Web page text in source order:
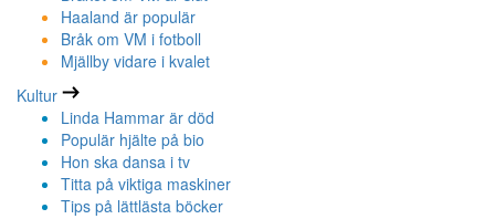
Haaland är populär
Bråk om VM i fotboll
Mjällby vidare i kvalet
Kultur
Linda Hammar är död
Populär hjälte på bio
Hon ska dansa i tv
Titta på viktiga maskiner
Tips på lättlästa böcker